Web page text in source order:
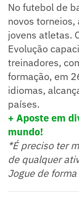
No futebol de
novos
jovens atletas.
Evolução
treinadores,
formação, em
idiomas,
países.
+ Aposte em
mundo!
*É preciso ter
de qualquer
Jogue de